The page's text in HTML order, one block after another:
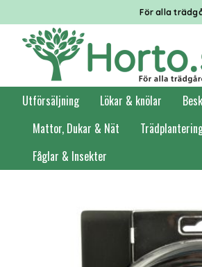
För alla
Utförsäljning Lökar & knölar
Mattor, Dukar & Nät
Fåglar & Insekter
Förstasidan Trädgårdsredskap